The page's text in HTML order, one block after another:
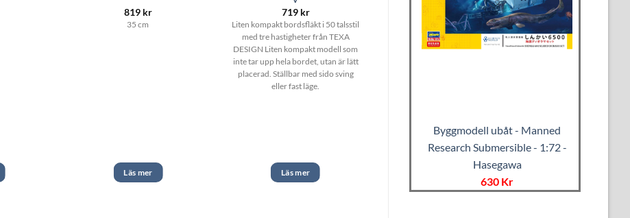
Byggmodell ubåt - Manned
Research Submersible - 1:72 -
Hasegawa
630 Kr
819 kr
35 cm
Läs mer
719 kr
Liten kompakt bordsfläkt i 50 talsstil
med tre hastigheter från TEXA
DESIGN Liten kompakt modell som
inte tar upp hela bordet, utan är lätt
placerad. Ställbar med sido sving
eller fast läge.
Läs mer